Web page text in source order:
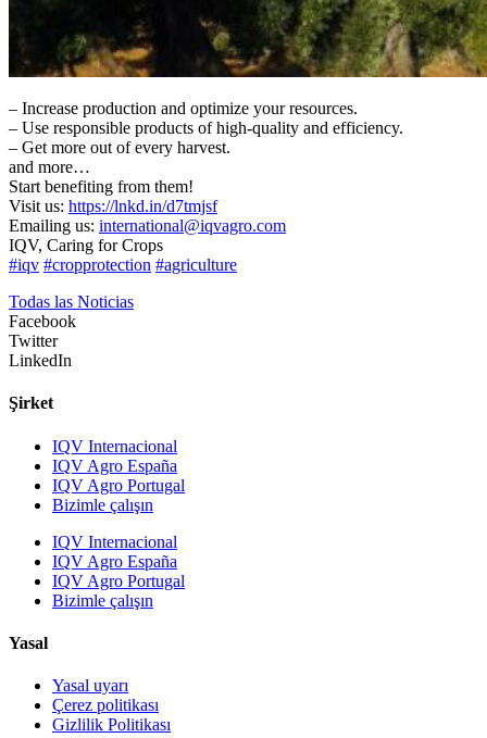
– Increase production and optimize your resources.
– Use responsible products of high-quality and efficiency.
– Get more out of every harvest.
and more…
Start benefiting from them!
Visit us: https://lnkd.in/d7tmjsf
Emailing us: international@iqvagro.com
IQV, Caring for Crops
#iqv #cropprotection #agriculture
Todas las Noticias
Facebook
Twitter
LinkedIn
Şirket
IQV Internacional
IQV Agro España
IQV Agro Portugal
Bizimle çalışın
IQV Internacional
IQV Agro España
IQV Agro Portugal
Bizimle çalışın
Yasal
Yasal uyarı
Çerez politikası
Gizlilik Politikası